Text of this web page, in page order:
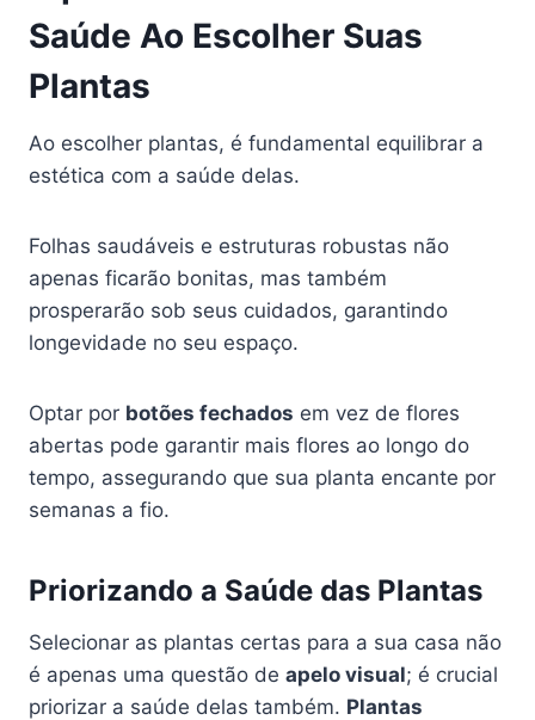
Saúde Ao Escolher Suas
Plantas
Ao escolher plantas, é fundamental equilibrar a
estética com a saúde delas.
Folhas saudáveis e estruturas robustas não
apenas ficarão bonitas, mas também
prosperarão sob seus cuidados, garantindo
longevidade no seu espaço.
Optar por botões fechados em vez de flores
abertas pode garantir mais flores ao longo do
tempo, assegurando que sua planta encante por
semanas a fio.
Priorizando a Saúde das Plantas
Selecionar as plantas certas para a sua casa não
é apenas uma questão de apelo visual; é crucial
priorizar a saúde delas também. Plantas